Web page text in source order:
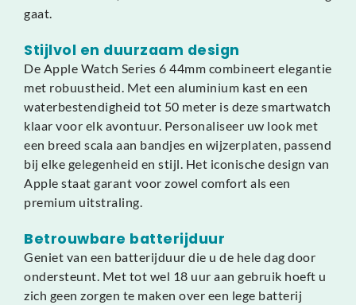
gaat.
Stijlvol en duurzaam design
De Apple Watch Series 6 44mm combineert elegantie
met robuustheid. Met een aluminium kast en een
waterbestendigheid tot 50 meter is deze smartwatch
klaar voor elk avontuur. Personaliseer uw look met
een breed scala aan bandjes en wijzerplaten, passend
bij elke gelegenheid en stijl. Het iconische design van
Apple staat garant voor zowel comfort als een
premium uitstraling.
Betrouwbare batterijduur
Geniet van een batterijduur die u de hele dag door
ondersteunt. Met tot wel 18 uur aan gebruik hoeft u
zich geen zorgen te maken over een lege batterij